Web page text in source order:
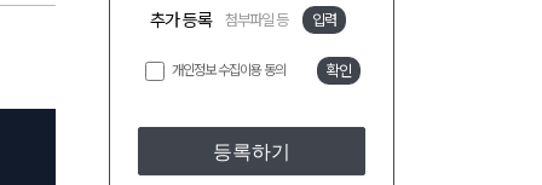
추가 등록 첨부파일 등 입력
개인정보 수집이용 동의 확인
등록하기